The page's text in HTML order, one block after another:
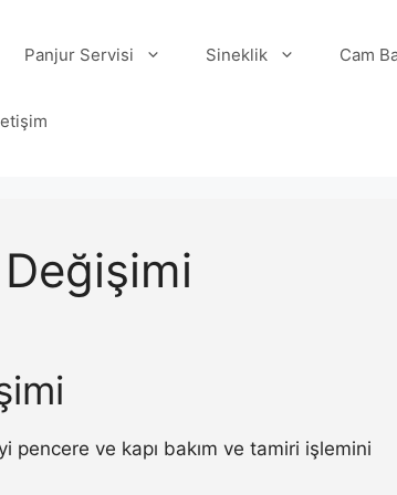
Panjur Servisi Sineklik Cam
pencere ve kapı bakım ve tamiri işlemini